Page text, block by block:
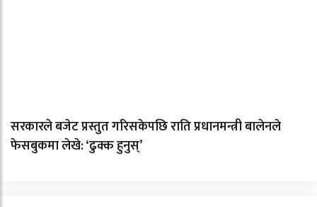
सरकारले बजेट प्रस्तुत गरिसकेपछि राति प्रधानमन्त्री बालेनले
फेसबुकमा लेखे: ‘ढुक्क हुनुस्’